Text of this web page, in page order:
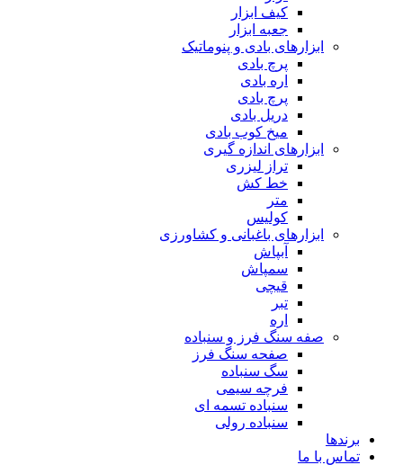
کیف ابزار
جعبه ابزار
ابزارهای بادی و پنوماتیک
پرچ بادی
اره بادی
پرچ بادی
دریل بادی
میخ کوب بادی
ابزارهای اندازه گیری
تراز لیزری
خط کش
متر
کولیس
ابزارهای باغبانی و کشاورزی
آبپاش
سمپاش
قیچی
تبر
اره
صفه سنگ فرز و سنباده
صفحه سنگ فرز
سگ سنباده
فرچه سیمی
سنباده تسمه ای
سنباده رولی
برندها
تماس با ما